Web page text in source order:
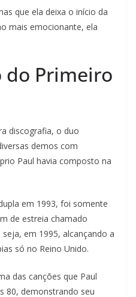
que ela deixa o início da
mais emocionante, ela
do Primeiro
discografia, o duo
demos com
Paul havia composto na
em 1993, foi somente
de estreia chamado
em 1995, alcançando a
só no Reino Unido.
das canções que Paul
80, demonstrando seu